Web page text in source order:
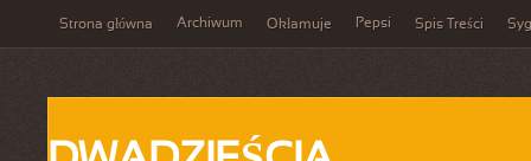
Strona główna Archiwum Okłamuje Pepsi Spis Treści